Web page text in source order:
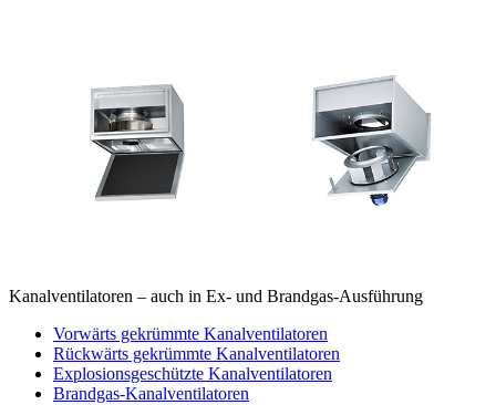
Kanalventilatoren – auch in Ex- und Brandgas-Ausführung
Vorwärts gekrümmte Kanalventilatoren
Rückwärts gekrümmte Kanalventilatoren
Explosionsgeschützte Kanalventilatoren
Brandgas-Kanalventilatoren